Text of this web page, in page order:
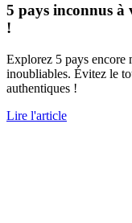
5 pays inconnus
!
Explorez 5 pays encore
inoubliables. Évitez le
authentiques !
Lire l'article